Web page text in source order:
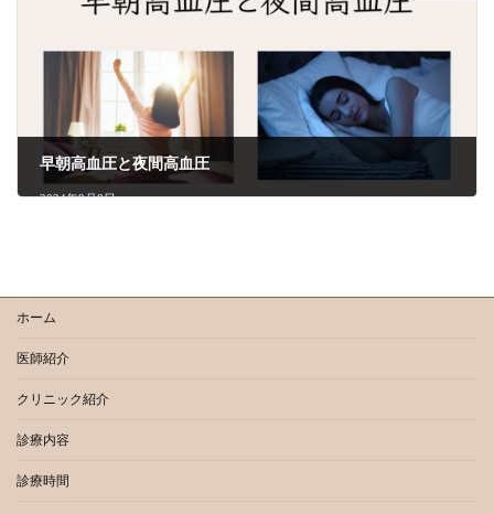
早朝高血圧と夜間高血圧
2024年9月8日
ホーム
医師紹介
クリニック紹介
診療内容
診療時間